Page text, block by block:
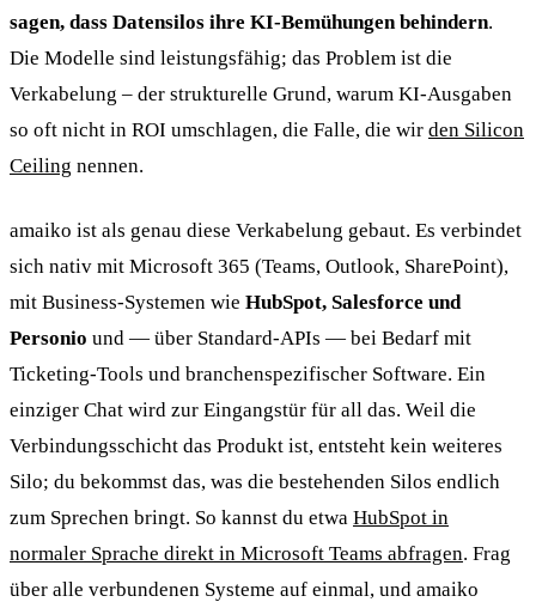
sagen, dass Datensilos ihre KI-Bemühungen behindern.
Die Modelle sind leistungsfähig; das Problem ist die
Verkabelung – der strukturelle Grund, warum KI-Ausgaben
so oft nicht in ROI umschlagen, die Falle, die wir den Silicon
Ceiling nennen.
amaiko ist als genau diese Verkabelung gebaut. Es verbindet
sich nativ mit Microsoft 365 (Teams, Outlook, SharePoint),
mit Business-Systemen wie HubSpot, Salesforce und
Personio und — über Standard-APIs — bei Bedarf mit
Ticketing-Tools und branchenspezifischer Software. Ein
einziger Chat wird zur Eingangstür für all das. Weil die
Verbindungsschicht das Produkt ist, entsteht kein weiteres
Silo; du bekommst das, was die bestehenden Silos endlich
zum Sprechen bringt. So kannst du etwa HubSpot in
normaler Sprache direkt in Microsoft Teams abfragen. Frag
über alle verbundenen Systeme auf einmal, und amaiko